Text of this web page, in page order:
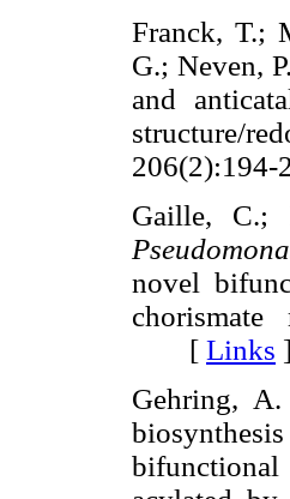
Franck, T.;
G.; Neven,
and
structure/
Gaille, C.;
novel
[ Links ]
Gehring,
bifunctional